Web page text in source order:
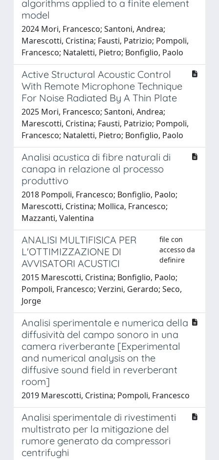
algorithms applied to a finite element
model
2024 Mori, Francesco; Santoni, Andrea;
Marescotti, Cristina; Fausti, Patrizio; Pompoli,
Francesco; Nataletti, Pietro; Bonfiglio, Paolo
Active Structural Acoustic Control
With Remote Microphone Technique
For Noise Radiated By A Thin Plate
2025 Mori, Francesco; Santoni, Andrea;
Marescotti, Cristina; Fausti, Patrizio; Pompoli,
Francesco; Nataletti, Pietro; Bonfiglio, Paolo
Analisi acustica di fibre naturali di
canapa in relazione al processo
produttivo
2018 Pompoli, Francesco; Bonfiglio, Paolo;
Marescotti, Cristina; Mollica, Francesco;
Mazzanti, Valentina
ANALISI MULTIFISICA PER
L'OTTIMIZZAZIONE DI
AVVISATORI ACUSTICI
file con
accesso da
definire
2015 Marescotti, Cristina; Bonfiglio, Paolo;
Pompoli, Francesco; Verzini, Gerardo; Seco,
Jorge
Analisi sperimentale e numerica della
diffusività del campo sonoro in una
camera riverberante [Experimental
and numerical analysis on the
diffusive sound field in reverberant
room]
2019 Marescotti, Cristina; Pompoli, Francesco
Analisi sperimentale di rivestimenti
multistrato per la mitigazione del
rumore generato da compressori
centrifughi